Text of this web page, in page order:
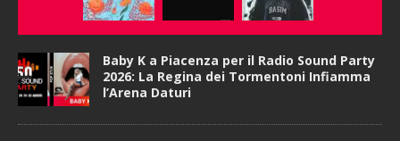
Baby K a Piacenza per il Radio Sound Party
2026: La Regina dei Tormentoni Infiamma
l’Arena Daturi